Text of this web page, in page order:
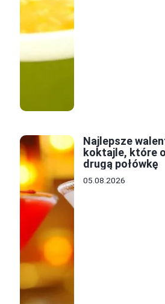
Najlepsze
koktajle, które
drugą połówkę
05.08.2026